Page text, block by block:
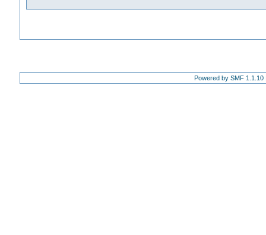
Powered by SMF 1.1.10